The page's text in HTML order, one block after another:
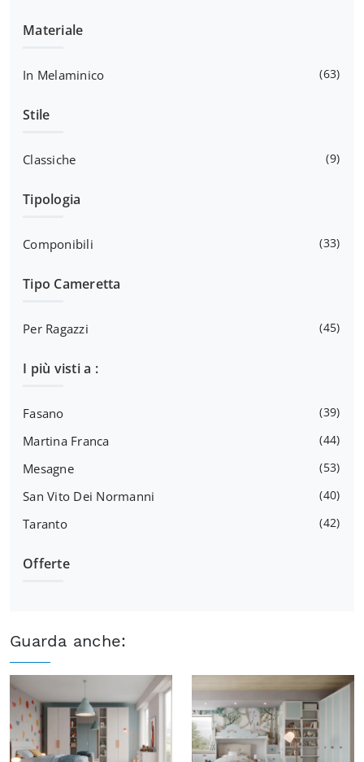
Materiale
In Melaminico 63
Stile
Classiche 9
Tipologia
Componibili 33
Tipo Cameretta
Per Ragazzi 45
I più visti a :
Fasano 39
Martina Franca 44
Mesagne 53
San Vito Dei Normanni 40
Taranto 42
Offerte
Guarda anche: